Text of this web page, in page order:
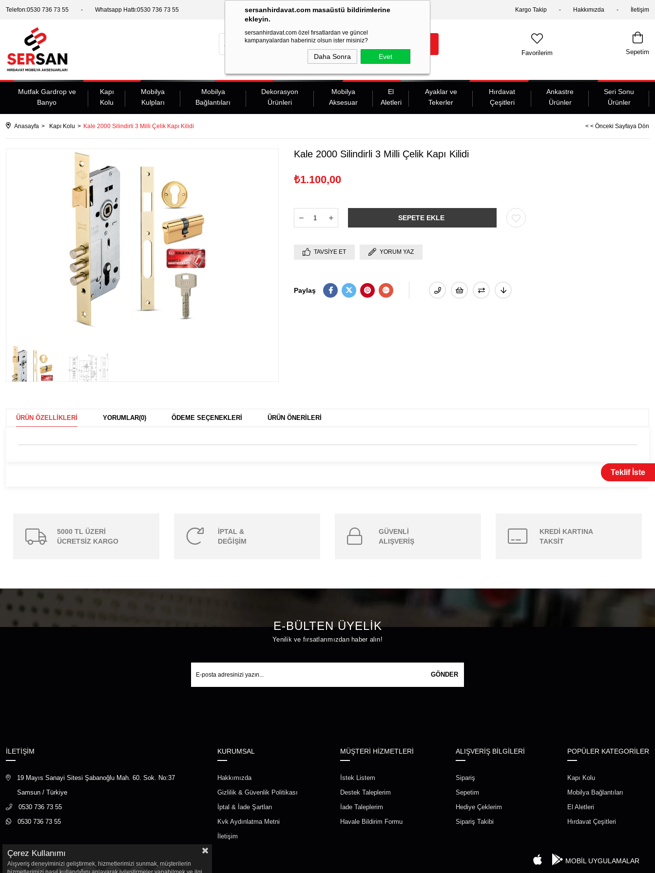
sersanhirdavat.com masaüstü bildirimlerine
ekleyin.
sersanhirdavat.com özel fırsatlardan ve güncel
kampanyalardan haberiniz olsun ister misiniz?
Daha Sonra Evet
Telefon:0530 736 73 55 Whatsapp Hattı:0530 736 73 55 Kargo Takip Hakkımızda İletişim
Teklif İste
Sepetim
Favorilerim
Mutfak Gardrop ve
Banyo
Kapı
Kolu
Mobilya
Kulpları
Mobilya
Bağlantıları
Dekorasyon
Ürünleri
Mobilya
Aksesuar
El
Aletleri
Ayaklar ve
Tekerler
Hırdavat
Çeşitleri
Ankastre
Ürünler
Seri Sonu
Ürünler
Anasayfa Kapı Kolu Kale 2000 Silindirli 3 Milli Çelik Kapı Kilidi < < Önceki Sayfaya Dön
Kale 2000 Silindirli 3 Milli Çelik Kapı Kilidi
₺1.100,00
TAVSIYE ET YORUM YAZ
Paylaş
ÜRÜN ÖZELLIKLERI YORUMLAR(0) ÖDEME SEÇENEKLERI ÜRÜN ÖNERILERI
5000 TL ÜZERİ
ÜCRETSİZ KARGO
İPTAL &
DEĞİŞİM
GÜVENLİ
ALIŞVERİŞ
KREDİ KARTINA
TAKSİT
E-BÜLTEN ÜYELİK
Yenilik ve fırsatlarımızdan haber alın!
GÖNDER
İLETİŞİM
19 Mayıs Sanayi Sitesi Şabanoğlu Mah. 60. Sok. No:37
Samsun / Türkiye
0530 736 73 55
0530 736 73 55
KURUMSAL
Hakkımızda
Gizlilik & Güvenlik Politikası
İptal & İade Şartları
Kvk Aydınlatma Metni
İletişim
MÜŞTERİ HİZMETLERİ
İstek Listem
Destek Taleplerim
İade Taleplerim
Havale Bildirim Formu
ALIŞVERİŞ BİLGİLERİ
Sipariş
Sepetim
Hediye Çeklerim
Sipariş Takibi
POPÜLER KATEGORİLER
Kapı Kolu
Mobilya Bağlantıları
El Aletleri
Hırdavat Çeşitleri
MOBİL UYGULAMALAR
Çerez Kullanımı
Alışveriş deneyiminizi geliştirmek, hizmetlerimizi sunmak, müşterilerin